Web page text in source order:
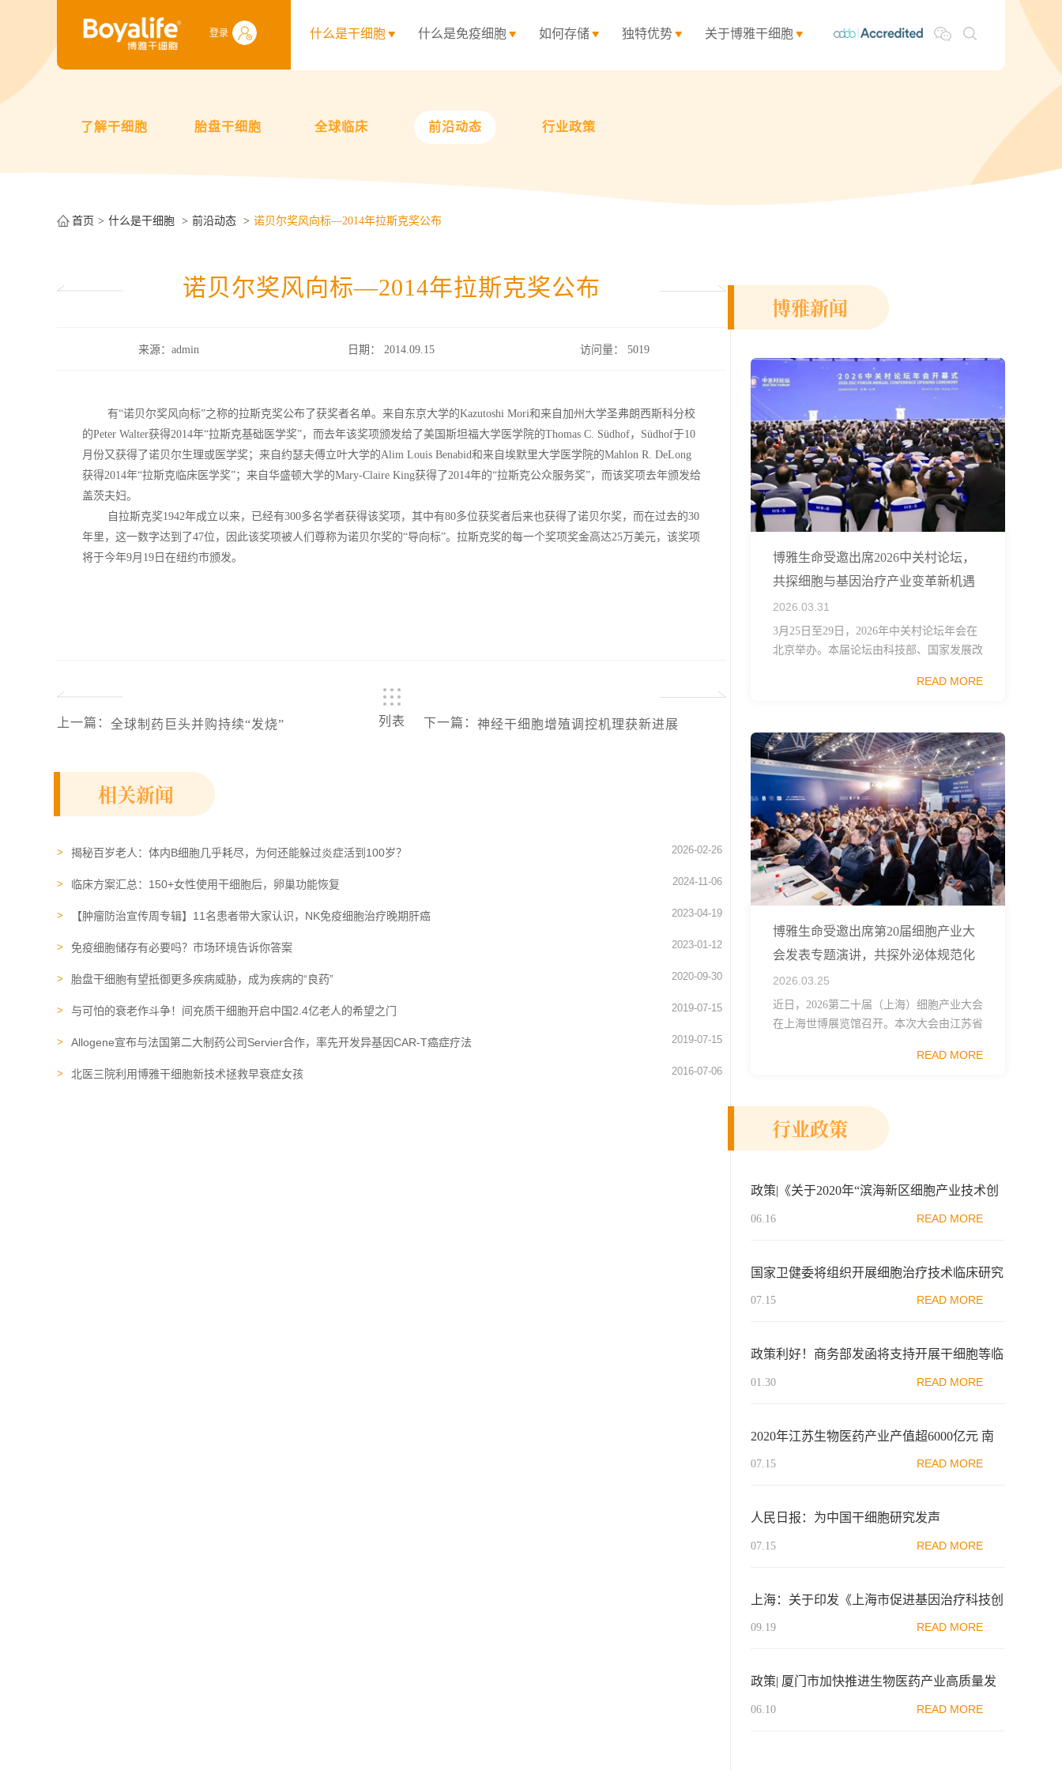
登录 什么是干细胞 什么是免疫细胞 如何存储 独特优势 关于博雅干细胞
了解干细胞 胎盘干细胞 全球临床 前沿动态 行业政策
首页 什么是干细胞 前沿动态 诺贝尔奖风向标—2014年拉斯克奖公布
诺贝尔奖风向标—2014年拉斯克奖公布
来源：admin 日期： 2014.09.15 访问量： 5019
有“诺贝尔奖风向标”之称的拉斯克奖公布了获奖者名单。来自东京大学的Kazutoshi Mori和来自加州大学圣弗朗西斯科分校
的Peter Walter获得2014年“拉斯克基础医学奖”，而去年该奖项颁发给了美国斯坦福大学医学院的Thomas C. Südhof，Südhof于10
月份又获得了诺贝尔生理或医学奖；来自约瑟夫傅立叶大学的Alim Louis Benabid和来自埃默里大学医学院的Mahlon R. DeLong
获得2014年“拉斯克临床医学奖”；来自华盛顿大学的Mary-Claire King获得了2014年的“拉斯克公众服务奖”，而该奖项去年颁发给
盖茨夫妇。
自拉斯克奖1942年成立以来，已经有300多名学者获得该奖项，其中有80多位获奖者后来也获得了诺贝尔奖，而在过去的30
年里，这一数字达到了47位，因此该奖项被人们尊称为诺贝尔奖的“导向标”。拉斯克奖的每一个奖项奖金高达25万美元，该奖项
将于今年9月19日在纽约市颁发。
上一篇 ： 全球制药巨头并购持续“发烧” 列表 下一篇 ： 神经干细胞增殖调控机理获新进展
相关新闻
揭秘百岁老人：体内B细胞几乎耗尽，为何还能躲过炎症活到100岁？ 2026-02-26
临床方案汇总：150+女性使用干细胞后，卵巢功能恢复 2024-11-06
【肿瘤防治宣传周专辑】11名患者带大家认识，NK免疫细胞治疗晚期肝癌 2023-04-19
免疫细胞​储存有必要吗？市场环境告诉你答案 2023-01-12
胎盘干细胞有望抵御更多疾病威胁，成为疾病的“良药” 2020-09-30
与可怕的衰老作斗争！间充质干细胞开启中国2.4亿老人的希望之门 2019-07-15
Allogene宣布与法国第二大制药公司Servier合作，率先开发异基因CAR-T癌症疗法 2019-07-15
北医三院利用博雅干细胞新技术拯救早衰症女孩 2016-07-06
博雅新闻
博雅生命受邀出席2026中关村论坛，
共探细胞与基因治疗产业变革新机遇
2026.03.31
3月25日至29日，2026年中关村论坛年会在
北京举办。本届论坛由科技部、国家发展改
国科学院、中国工程院、中国科协和北京市
READ MORE
博雅生命受邀出席第20届细胞产业大
会发表专题演讲，共探外泌体规范化
发展
2026.03.25
近日，2026第二十届（上海）细胞产业大会
在上海世博展览馆召开。本次大会由江苏省
促进会细胞医药分会、武汉东湖国家自主创
READ MORE
行业政策
政策|《关于2020年“滨海新区细胞产业技术创
新行动方案”工作要点通知》
06.16 READ MORE
国家卫健委将组织开展细胞治疗技术临床研究
机构申报、备案
07.15 READ MORE
政策利好！商务部发函将支持开展干细胞等临
床前沿医疗技术研究和产业链培育列为最佳实
01.30 READ MORE
2020年江苏生物医药产业产值超6000亿元 南
京打造千亿级生物医药集群
07.15 READ MORE
人民日报：为中国干细胞研究发声
07.15 READ MORE
上海：关于印发《上海市促进基因治疗科技创
新与产业发展行动方案（2023-2025年）》的
09.19 READ MORE
政策| 厦门市加快推进生物医药产业高质量发
展
06.10 READ MORE